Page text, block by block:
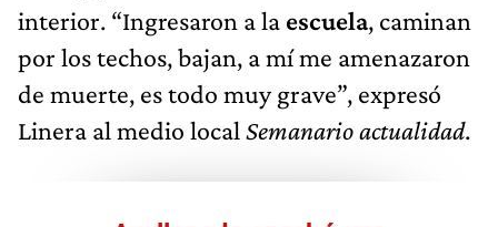
interior. “Ingresaron a la escuela, caminan
por los techos, bajan, a mí me amenazaron
de muerte, es todo muy grave”, expresó
Linera al medio local Semanario actualidad.